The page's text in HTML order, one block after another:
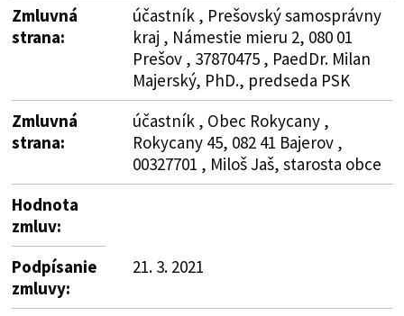
Zmluvná
strana:
účastník , Prešovský samosprávny
kraj , Námestie mieru 2, 080 01
Prešov , 37870475 , PaedDr. Milan
Majerský, PhD., predseda PSK
Zmluvná
strana:
účastník , Obec Rokycany ,
Rokycany 45, 082 41 Bajerov ,
00327701 , Miloš Jaš, starosta obce
Hodnota
zmluv:
Podpísanie
zmluvy:
21. 3. 2021